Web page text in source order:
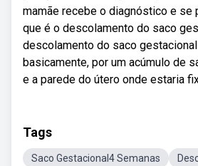
mamãe recebe o diagnóstico e se
que é o descolamento do saco
descolamento do saco
basicamente, por um acúmulo de
e a parede do útero onde estaria
Tags
Saco Gestacional4 Semanas